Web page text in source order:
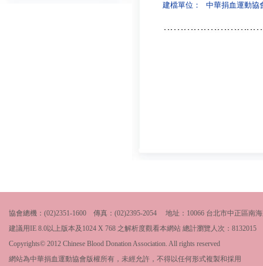
建檔單位： 中華捐血運動協
協會總機：(02)2351-1600 傳真：(02)2395-2054 地址：10066 台北市中正區南
建議用IE 8.0以上版本及1024 X 768 之解析度觀看本網站 總計瀏覽人次： 8132015
Copyrights© 2012 Chinese Blood Donation Association. All rights reserved
網站為中華捐血運動協會版權所有，未經允許，不得以任何形式複製和採用